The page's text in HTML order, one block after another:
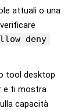
attuali o una
deny
tool desktop
e ti mostra
capacità